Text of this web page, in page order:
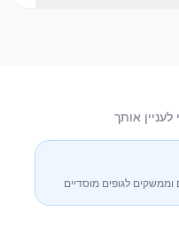
אותך
וממשקים לגופים מוסדיים